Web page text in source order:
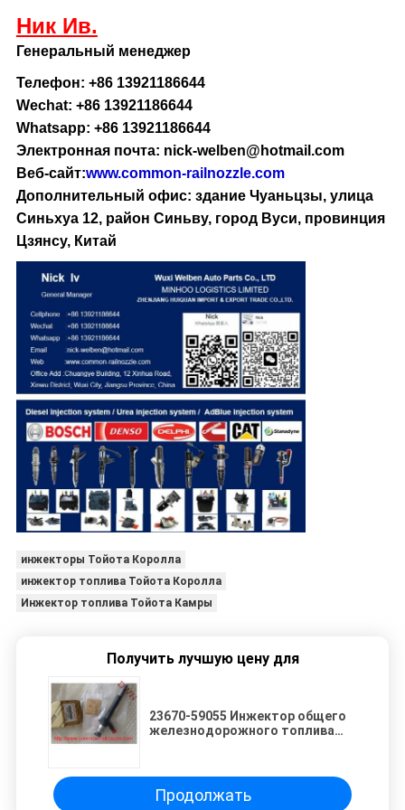
Ник Ив.
Генеральный менеджер
Телефон: +86 13921186644
Wechat: +86 13921186644
Whatsapp: +86 13921186644
Электронная почта: nick-welben@hotmail.com
Веб-сайт:www.common-railnozzle.com
Дополнительный офис: здание Чуаньцзы, улица
Синьхуа 12, район Синьву, город Вуси, провинция
Цзянсу, Китай
инжекторы Тойота Королла
инжектор топлива Тойота Королла
Инжектор топлива Тойота Камры
Получить лучшую цену для
23670-59055 Инжектор общего
железнодорожного топлива
Продолжать